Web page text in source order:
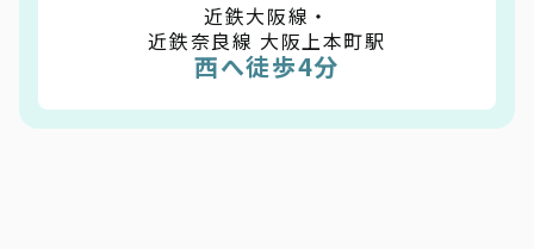
近鉄大阪線・
近鉄奈良線 大阪上本町駅
西へ徒歩4分